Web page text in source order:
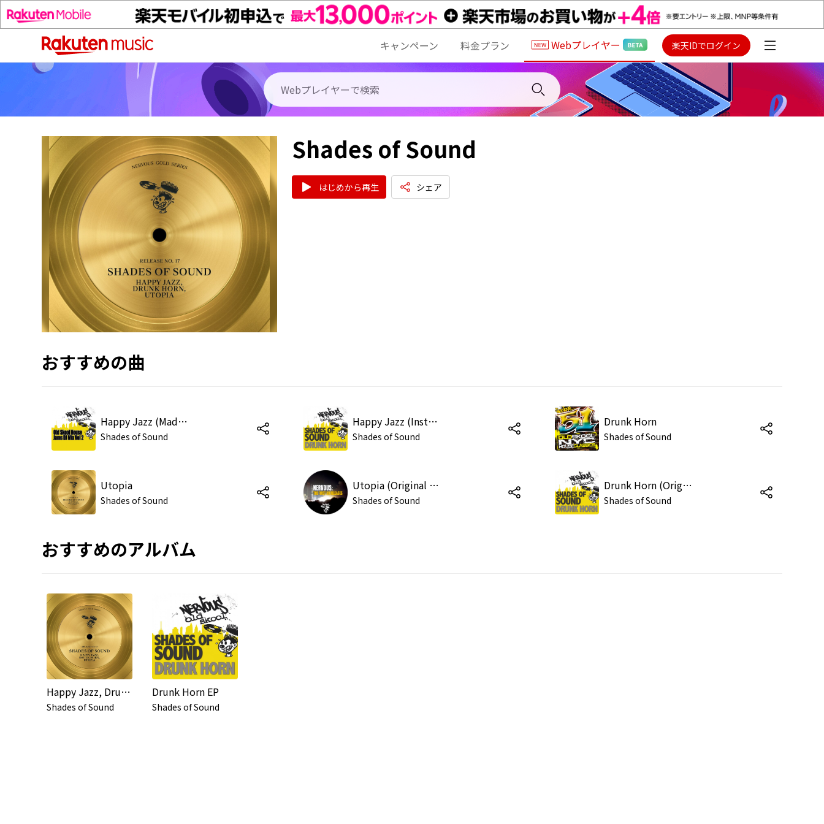
キャンペーン 料金プラン Webプレイヤー 楽天IDでログイン
Shades of Sound
はじめから再生 シェア
おすすめの曲
Happy Jazz (Mad Hatter Mix)
Shades of Sound
Happy Jazz (Instrumental)
Shades of Sound
Drunk Horn
Shades of Sound
Utopia
Shades of Sound
Utopia (Original Mix)
Shades of Sound
Drunk Horn (Original Mix)
Shades of Sound
おすすめのアルバム
Happy Jazz, Drunk Horn, Utopia
Shades of Sound
Drunk Horn EP
Shades of Sound